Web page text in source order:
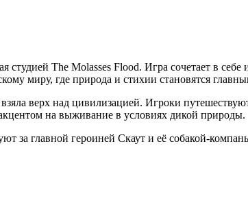
The Molasses Flood. Игра сочетает в
миру, где природа и стихии становятся
верх над цивилизацией. Игроки
на выживание в условиях дикой природы.
за главной героиней Скаут и её собакой-